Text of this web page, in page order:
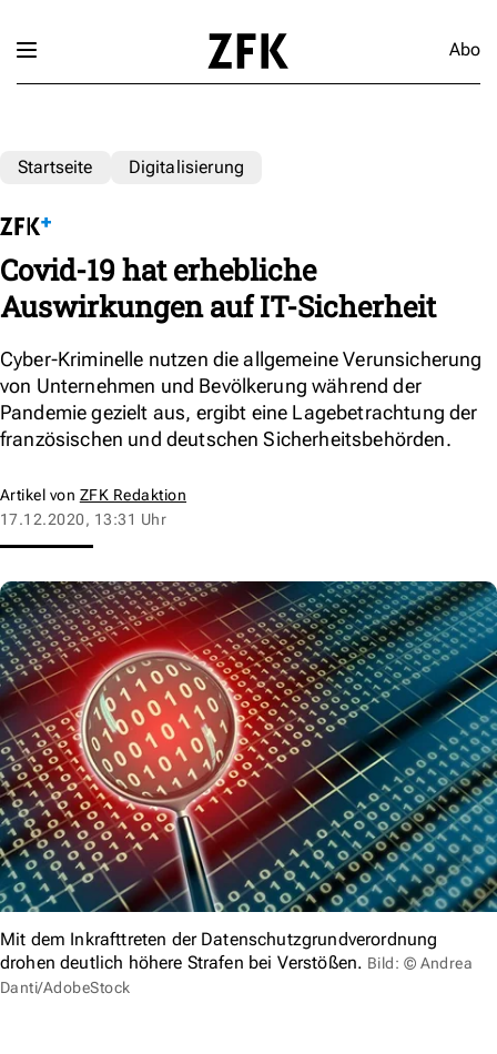
Abo
Startseite Digitalisierung
Covid-19 hat erhebliche
Auswirkungen auf IT-Sicherheit
Cyber-Kriminelle nutzen die allgemeine Verunsicherung
von Unternehmen und Bevölkerung während der
Pandemie gezielt aus, ergibt eine Lagebetrachtung der
französischen und deutschen Sicherheitsbehörden.
Artikel von ZFK Redaktion
17.12.2020, 13:31 Uhr
Mit dem Inkrafttreten der Datenschutzgrundverordnung
drohen deutlich höhere Strafen bei Verstößen. Bild: © Andrea
Danti/AdobeStock